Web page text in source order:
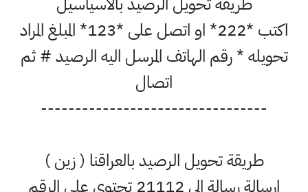
اكتب *222* او اتصل على *123* المبلغ المراد
تحويله * رقم الهاتف المرسل اليه الرصيد # ثم
اتصال
---------------------------------
طريقة تحويل الرصيد بالعراقنا ( زين )
ارسالة رسالة الى 21112 تحتوي على الرقم